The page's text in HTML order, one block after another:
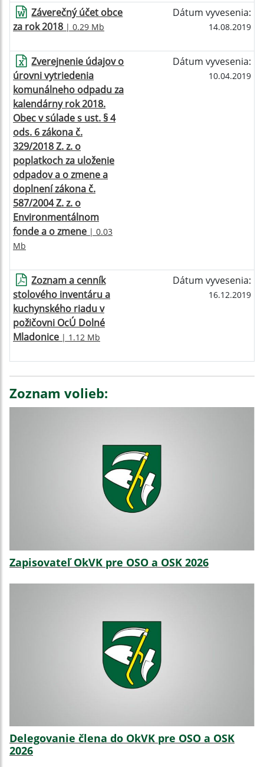
Záverečný účet obce
za rok 2018 | 0.29 Mb
Dátum vyvesenia:
14.08.2019
Zverejnenie údajov o
úrovni vytriedenia
komunálneho odpadu za
kalendárny rok 2018.
Obec v súlade s ust. § 4
ods. 6 zákona č.
329/2018 Z. z. o
poplatkoch za uloženie
odpadov a o zmene a
doplnení zákona č.
587/2004 Z. z. o
Environmentálnom
fonde a o zmene | 0.03
Mb
Dátum vyvesenia:
10.04.2019
Zoznam a cenník
stolového inventáru a
kuchynského riadu v
požičovni OcÚ Dolné
Mladonice | 1.12 Mb
Dátum vyvesenia:
16.12.2019
Zoznam volieb:
Zapisovateľ OkVK pre OSO a OSK 2026
Delegovanie člena do OkVK pre OSO a OSK
2026